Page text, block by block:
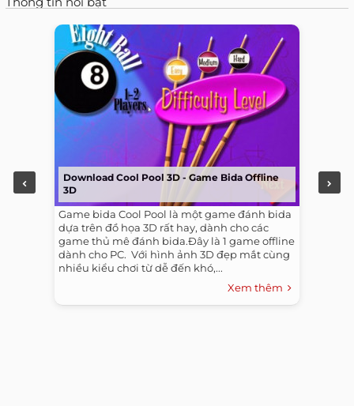
Download Cool Pool 3D - Game Bida Offline
3D
Game bida Cool Pool là một game đánh bida
dựa trên đồ họa 3D rất hay, dành cho các
game thủ mê đánh bida.Đây là 1 game offline
dành cho PC. ​ Với hình ảnh 3D đẹp mắt cùng
nhiều kiểu chơi từ dễ đến khó,...
Xem thêm